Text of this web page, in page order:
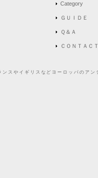
Category
ＧＵＩＤＥ
Ｑ＆Ａ
ＣＯＮＴＡＣＴ
スやイギリスなどヨーロッパのア